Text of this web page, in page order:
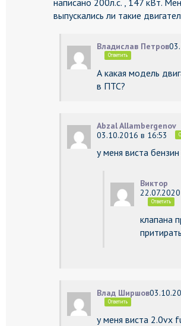
написано 200л.с. , 147 кВт.
выпускались ли такие
Владислав Петров
Ответить
А какая модель
в ПТС?
Abzal Allambergenov
03.10.2016 в 16:53
у меня виста
Виктор
Ответить
клапана
Влад Ширшов
Ответить
у меня виста 2.0vx